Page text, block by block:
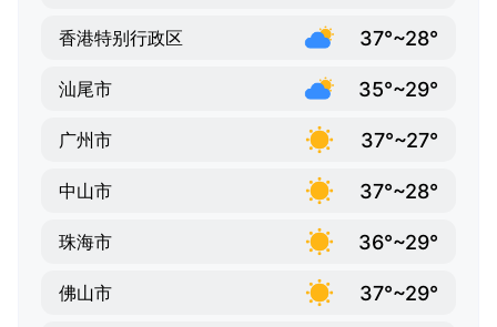
香港特别行政区 37°~28°
汕尾市 35°~29°
广州市 37°~27°
中山市 37°~28°
珠海市 36°~29°
佛山市 37°~29°